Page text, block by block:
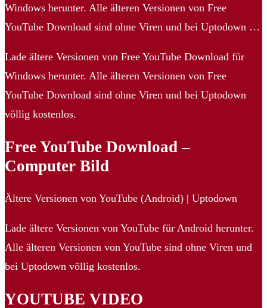
Windows herunter. Alle älteren Versionen von Free
YouTube Download sind ohne Viren und bei Uptodown …
Lade ältere Versionen von Free YouTube Download für
Windows herunter. Alle älteren Versionen von Free
YouTube Download sind ohne Viren und bei Uptodown
völlig kostenlos.
Free YouTube Download –
Computer Bild
Ältere Versionen von YouTube (Android) | Uptodown
Lade ältere Versionen von YouTube für Android herunter.
Alle älteren Versionen von YouTube sind ohne Viren und
bei Uptodown völlig kostenlos.
YOUTUBE VIDEO